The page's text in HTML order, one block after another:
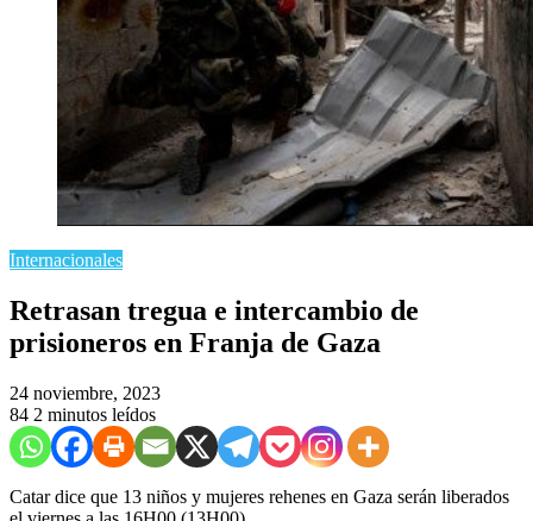
Internacionales
Retrasan tregua e intercambio de
prisioneros en Franja de Gaza
24 noviembre, 2023
84 2 minutos leídos
Catar dice que 13 niños y mujeres rehenes en Gaza serán liberados